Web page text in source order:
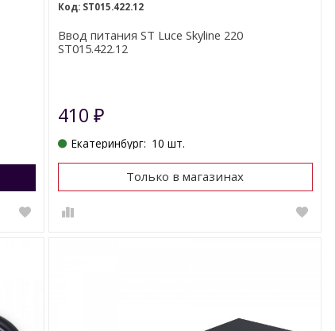
Перейти в корзину
ST015.422.12
Ввод питания ST Luce Skyline 220
ST015.422.12
410 ₽
Екатеринбург: 10 шт.
Только в магазинах